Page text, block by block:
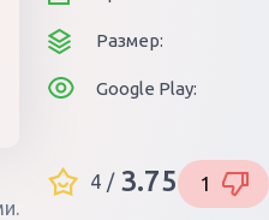
Размер:
Google Play:
4 / 3.75 1